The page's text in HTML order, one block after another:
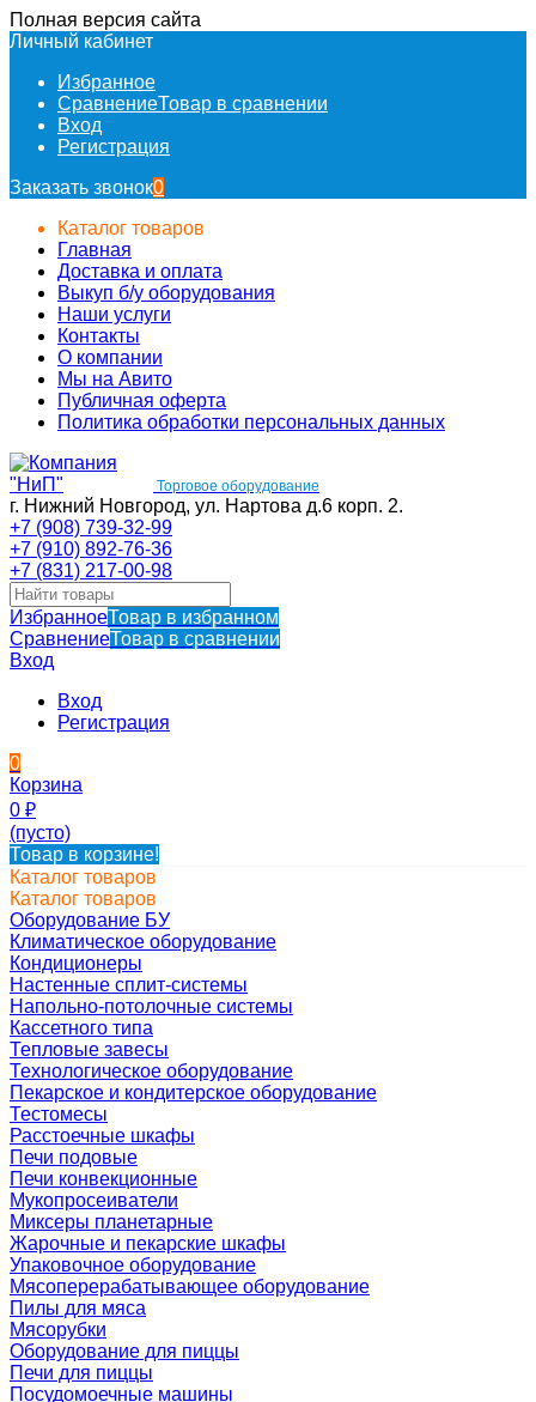
Полная версия сайта
Личный кабинет
Избранное
СравнениеТовар в сравнении
Вход
Регистрация
Заказать звонок0
Каталог товаров
Главная
Доставка и оплата
Выкуп б/у оборудования
Наши услуги
Контакты
О компании
Мы на Авито
Публичная оферта
Политика обработки персональных данных
Торговое оборудование
г. Нижний Новгород, ул. Нартова д.6 корп. 2.
+7 (908) 739-32-99
+7 (910) 892-76-36
+7 (831) 217-00-98
ИзбранноеТовар в избранном
СравнениеТовар в сравнении
Вход
Вход
Регистрация
0
Корзина
0 ₽
(пусто)
Товар в корзине!
Каталог товаров
Каталог товаров
Оборудование БУ
Климатическое оборудование
Кондиционеры
Настенные сплит-системы
Напольно-потолочные системы
Кассетного типа
Тепловые завесы
Технологическое оборудование
Пекарское и кондитерское оборудование
Тестомесы
Расстоечные шкафы
Печи подовые
Печи конвекционные
Мукопросеиватели
Миксеры планетарные
Жарочные и пекарские шкафы
Упаковочное оборудование
Мясоперерабатывающее оборудование
Пилы для мяса
Мясорубки
Оборудование для пиццы
Печи для пиццы
Посудомоечные машины